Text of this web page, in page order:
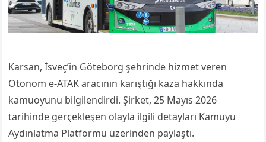
Karsan, İsveç’in Göteborg şehrinde hizmet veren
Otonom e-ATAK aracının karıştığı kaza hakkında
kamuoyunu bilgilendirdi. Şirket, 25 Mayıs 2026
tarihinde gerçekleşen olayla ilgili detayları Kamuyu
Aydınlatma Platformu üzerinden paylaştı.